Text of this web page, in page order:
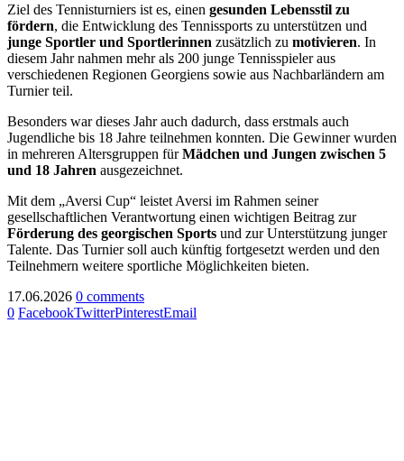
Ziel des Tennisturniers ist es, einen gesunden Lebensstil zu
fördern, die Entwicklung des Tennissports zu unterstützen und
junge Sportler und Sportlerinnen zusätzlich zu motivieren. In
diesem Jahr nahmen mehr als 200 junge Tennisspieler aus
verschiedenen Regionen Georgiens sowie aus Nachbarländern am
Turnier teil.
Besonders war dieses Jahr auch dadurch, dass erstmals auch
Jugendliche bis 18 Jahre teilnehmen konnten. Die Gewinner wurden
in mehreren Altersgruppen fürMädchen und Jungen zwischen 5
und 18 Jahren ausgezeichnet.
Mit dem „Aversi Cup“ leistet Aversi im Rahmen seiner
gesellschaftlichen Verantwortung einen wichtigen Beitrag zur
Förderung des georgischen Sports und zur Unterstützung junger
Talente. Das Turnier soll auch künftig fortgesetzt werden und den
Teilnehmern weitere sportliche Möglichkeiten bieten.
17.06.2026 0 comments
0 FacebookTwitterPinterestEmail